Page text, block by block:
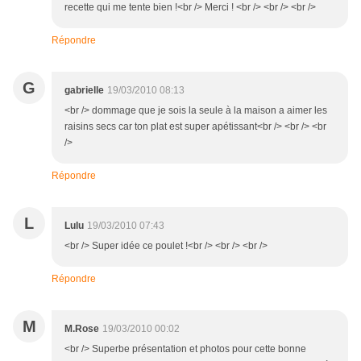
recette qui me tente bien !<br /> Merci ! <br /> <br /> <br />
Répondre
G gabrielle 19/03/2010 08:13
<br /> dommage que je sois la seule à la maison a aimer les
raisins secs car ton plat est super apétissant<br /> <br /> <br
/>
Répondre
L Lulu 19/03/2010 07:43
<br /> Super idée ce poulet !<br /> <br /> <br />
Répondre
M M.Rose 19/03/2010 00:02
<br /> Superbe présentation et photos pour cette bonne